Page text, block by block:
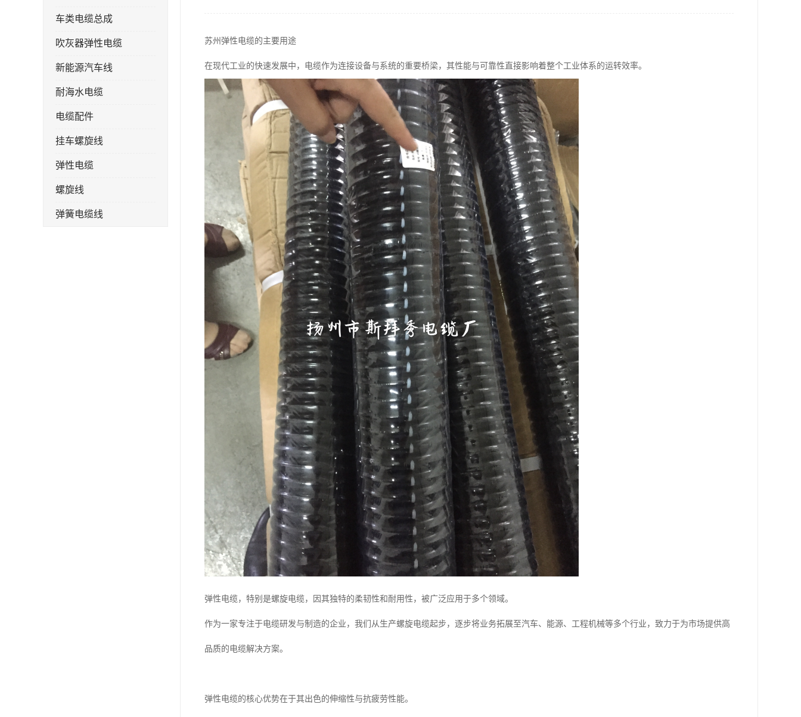
车类电缆总成
吹灰器弹性电缆
新能源汽车线
耐海水电缆
电缆配件
挂车螺旋线
弹性电缆
螺旋线
弹簧电缆线
苏州弹性电缆的主要用途
在现代工业的快速发展中，电缆作为连接设备与系统的重要桥梁，其性能与可靠性直接影响着整个工业体系的运转效率。
弹性电缆，特别是螺旋电缆，因其独特的柔韧性和耐用性，被广泛应用于多个领域。
作为一家专注于电缆研发与制造的企业，我们从生产螺旋电缆起步，逐步将业务拓展至汽车、能源、工程机械等多个行业，致力于为市场提供高
品质的电缆解决方案。
弹性电缆的核心优势在于其出色的伸缩性与抗疲劳性能。